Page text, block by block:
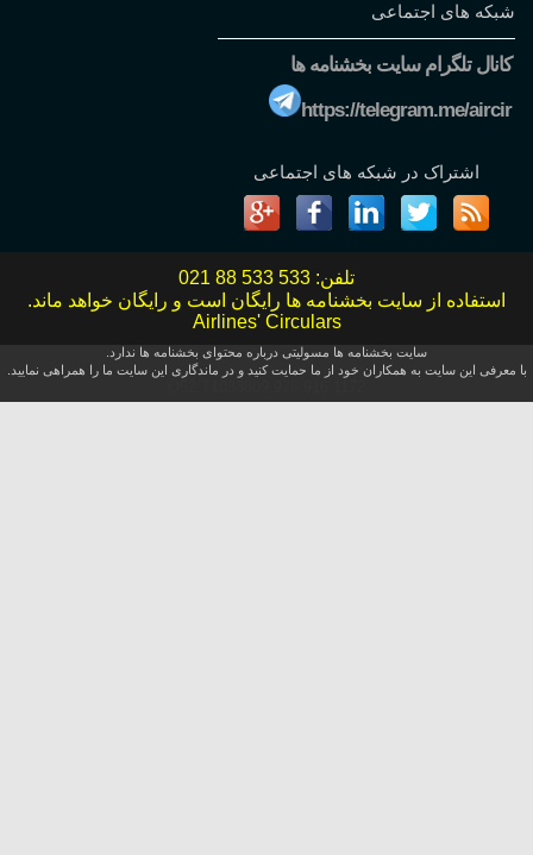
شبکه های اجتماعی
کانال تلگرام سایت بخشنامه ها
https://telegram.me/aircir
اشتراک در شبکه های اجتماعی
تلفن: 021 88 533 533
استفاده از سایت بخشنامه ها رایگان است و رایگان خواهد ماند.
Airlines' Circulars
سایت بخشنامه ها مسولیتی درباره محتوای بخشنامه ها ندارد.
با معرفی این سایت به همکاران خود از ما حمایت کنید و در ماندگاری این سایت ما را همراهی نمایید.